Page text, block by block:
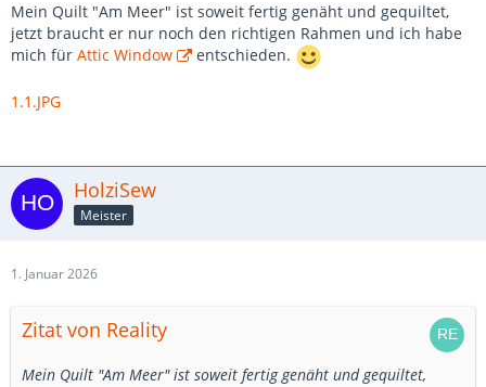
Mein Quilt "Am Meer" ist soweit fertig genäht und gequiltet,
jetzt braucht er nur noch den richtigen Rahmen und ich habe
mich für Attic Window entschieden.
1.1.JPG
HolziSew
Meister
1. Januar 2026
Zitat von Reality
Mein Quilt "Am Meer" ist soweit fertig genäht und gequiltet,